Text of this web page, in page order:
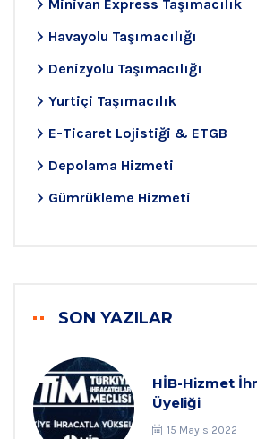
Minivan Express Taşımacılık
Havayolu Taşımacılığı
Denizyolu Taşımacılığı
Yurtiçi Taşımacılık
E-Ticaret Lojistiği & ETGB
Depolama Hizmeti
Gümrükleme Hizmeti
SON YAZILAR
HİB-Hizmet
Üyeliği
15 Mayıs 2022